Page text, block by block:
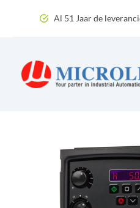
inhoud
Al 51 Jaar de